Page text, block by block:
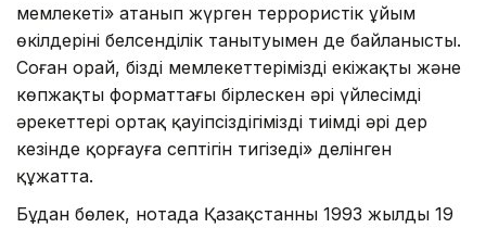
мемлекеті» атанып жүрген террористік ұйым
өкілдерінің белсенділік танытуымен де байланысты.
Соған орай, біздің мемлекеттеріміздің екіжақты және
көпжақты форматтағы бірлескен әрі үйлесімді
әрекеттері ортақ қауіпсіздігімізді тиімді әрі дер
кезінде қорғауға септігін тигізеді» делінген
құжатта.
Бұдан бөлек, нотада Қазақстанның 1993 жылдың 19